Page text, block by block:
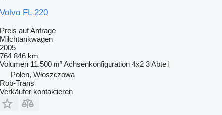
Volvo FL 220
Preis auf Anfrage
Milchtankwagen
2005
764.846 km
Volumen 11.500 m³Achsenkonfiguration 4x2 3 Abteil
Polen, Włoszczowa
Rob-Trans
Verkäufer kontaktieren